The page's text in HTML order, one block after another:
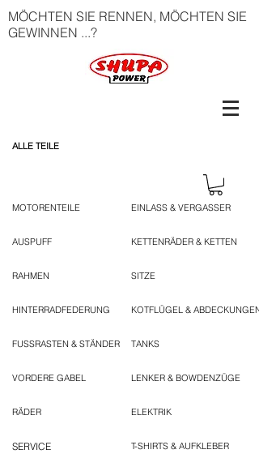
MÖCHTEN SIE RENNEN, MÖCHTEN SIE
GEWINNEN ...?
ALLE TEILE
MOTORENTEILE
AUSPUFF
RAHMEN
HINTERRADFEDERUNG
FUSSRASTEN & STÄNDER
VORDERE GABEL
RÄDER
SERVICE
EINLASS & VERGASSER
KETTENRÄDER & KETTEN
SITZE
KOTFLÜGEL & ABDECKUNGEN
TANKS
LENKER & BOWDENZÜGE
ELEKTRIK
T-SHIRTS & AUFKLEBER